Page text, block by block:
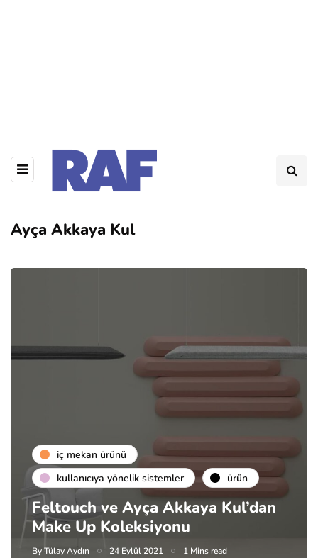
Ayça Akkaya Kul
i̇ç mekan ürünü
kullanıcıya yönelik sistemler
ürün
Feltouch ve Ayça Akkaya Kul’dan
Make Up Koleksiyonu
ByTülay Aydın 24 Eylül 2021 1 Mins read